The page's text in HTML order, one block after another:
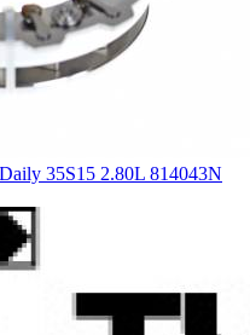
35S15 2.80L 814043N